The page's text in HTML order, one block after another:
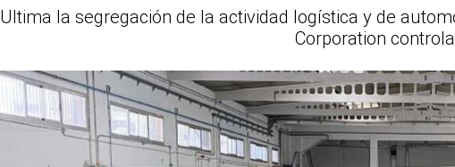
Ultima la segregación de la actividad logística y de
Corporation